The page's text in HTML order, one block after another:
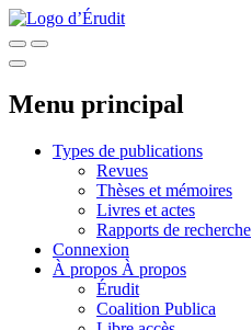
Menu principal
Types de publications
Revues
Thèses et mémoires
Livres et actes
Rapports de recherche
Connexion
À propos À propos
Érudit
Coalition Publica